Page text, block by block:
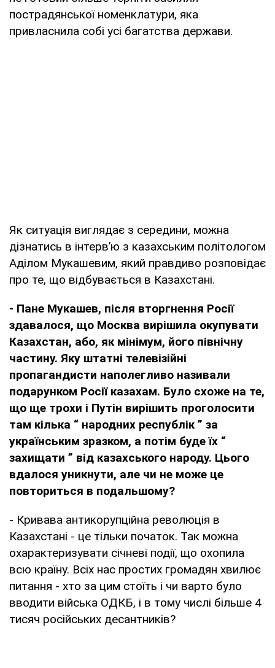
пострадянської номенклатури, яка
привласнила собі усі багатства держави.
Як ситуація виглядає з середини, можна
дізнатись в інтерв’ю з казахським політологом
Аділом Мукашевим, який правдиво розповідає
про те, що відбувається в Казахстані.
- Пане Мукашев, після вторгнення Росії
здавалося, що Москва вирішила окупувати
Казахстан, або, як мінімум, його північну
частину. Яку штатні телевізійні
пропагандисти наполегливо називали
подарунком Росії казахам. Було схоже на те,
що ще трохи і Путін вирішить проголосити
там кілька “ народних республік” за
українським зразком, а потім буде їх “
захищати ” від казахського народу. Цього
вдалося уникнути, але чи не може це
повториться в подальшому?
- Кривава антикорупційна революція в
Казахстані - це тільки початок. Так можна
охарактеризувати січневі події, що охопила
всю країну. Всіх нас простих громадян хвилює
питання - хто за цим стоїть і чи варто було
вводити війська ОДКБ, і в тому числі більше 4
тисяч російських десантників?